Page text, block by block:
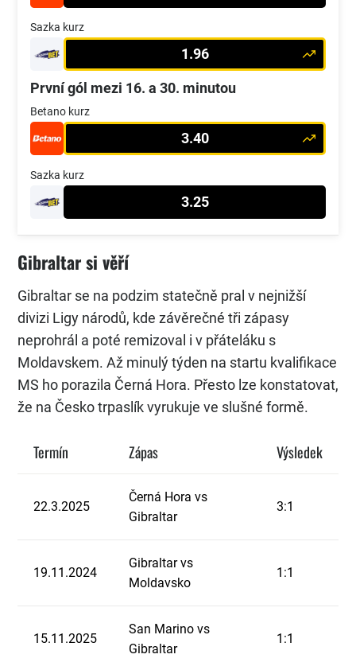
Sazka kurz
1.96
První gól mezi 16. a 30. minutou
Betano kurz
3.40
Sazka kurz
3.25
Gibraltar si věří
Gibraltar se na podzim statečně pral v nejnižší
divizi Ligy národů, kde závěrečné tři zápasy
neprohrál a poté remizoval i v přáteláku s
Moldavskem. Až minulý týden na startu kvalifikace
MS ho porazila Černá Hora. Přesto lze konstatovat,
že na Česko trpaslík vyrukuje ve slušné formě.
Termín Zápas Výsledek
22.3.2025
Černá Hora vs
Gibraltar
3:1
19.11.2024
Gibraltar vs
Moldavsko
1:1
15.11.2025
San Marino vs
Gibraltar
1:1